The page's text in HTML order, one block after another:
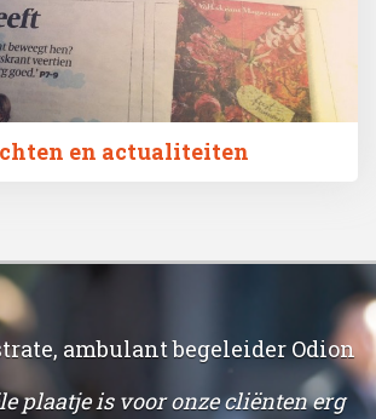
en actualiteiten
ambulant begeleider Odion
plaatje is voor onze cliënten erg